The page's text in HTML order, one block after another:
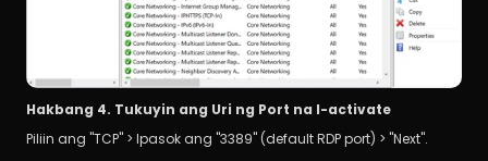
Hakbang 4. Tukuyin ang Uri ng Port na I-activate
Piliin ang "TCP" > Ipasok ang "3389" (default RDP port) > "Next".